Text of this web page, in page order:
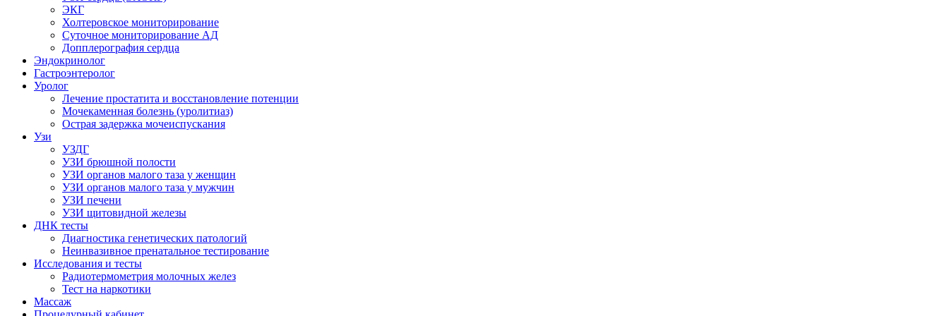
ЭКГ
Холтеровское мониторирование
Суточное мониторирование АД
Допплерография сердца
Эндокринолог
Гастроэнтеролог
Уролог
Лечение простатита и восстановление потенции
Мочекаменная болезнь (уролитиаз)
Острая задержка мочеиспускания
Узи
УЗДГ
УЗИ брюшной полости
УЗИ органов малого таза у женщин
УЗИ органов малого таза у мужчин
УЗИ печени
УЗИ щитовидной железы
ДНК тесты
Диагностика генетических патологий
Неинвазивное пренатальное тестирование
Исследования и тесты
Радиотермометрия молочных желез
Тест на наркотики
Массаж